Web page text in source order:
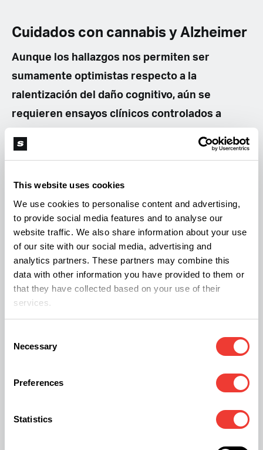
This website uses cookies
We use cookies to personalise content and advertising,
to provide social media features and to analyse our
website traffic. We also share information about your use
of our site with our social media, advertising and
analytics partners. These partners may combine this
data with other information you have provided to them or
that they have collected based on your use of their
services.
Selection
Necessary
Preferences
Statistics
Cuidados con cannabis y Alzheimer
Aunque los hallazgos nos permiten ser
sumamente optimistas respecto a la
ralentización del daño cognitivo, aún se
requieren ensayos clínicos controlados a
estandarizado disponible en todo el mundo.Si
una opción adecuada para el manejo de los
síntomas de su familiar, es indispensable
consultar con un médico
especialista en
endocannbinologíapara evaluar el estado clínico
y determinar la cepa o el perfil de cannabinoides
recomendado para el tratamiento de forma
segura.
Este artículo tiene
fines informativos y periodísticos basados en
literatura científica de acceso público. No
tratamiento médico profesional.